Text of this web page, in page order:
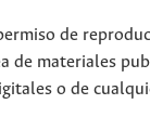
de
de materiales
o de